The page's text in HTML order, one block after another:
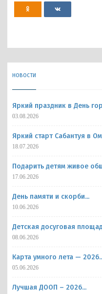
НОВОСТИ
Яркий праздник в День
03.08.2026
Яркий старт Сабантуя в
18.07.2026
Подарить детям живое
17.06.2026
День памяти и скорби...
10.06.2026
Детская досуговая
08.06.2026
Карта умного лета —
05.06.2026
Лучшая ДООП – 2026...